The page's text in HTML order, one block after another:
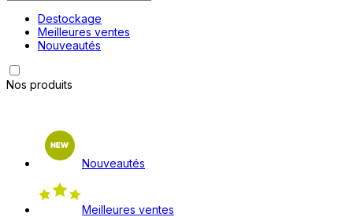
Destockage
Meilleures ventes
Nouveautés
Nos produits
Nouveautés
Meilleures ventes